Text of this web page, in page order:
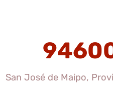
San José de Maipo,